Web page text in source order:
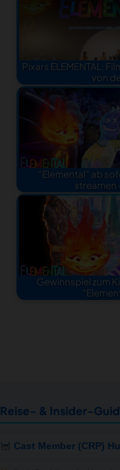
Pixars ELEMENTAL:
von
“Elemental” ab
streamen
Gewinnspiel zum
Reise- & Insider-
Cast Member (CRP)